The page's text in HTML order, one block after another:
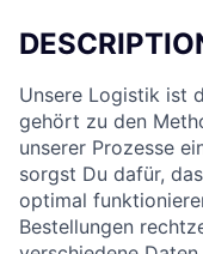
Unsere Logistik ist
gehört zu den
unserer Prozesse
sorgst Du dafür,
optimal
Bestellungen